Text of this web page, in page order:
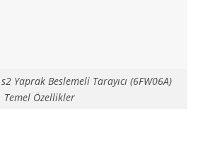
Yaprak Beslemeli Tarayıcı (6FW06A)
Temel Özellikler